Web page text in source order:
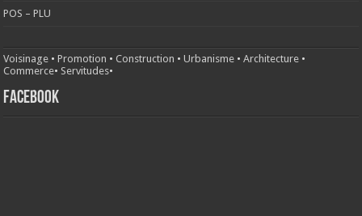
POS – PLU
Voisinage •Promotion •Construction •Urbanisme •Architecture •
Commerce• Servitudes•
FACEBOOK